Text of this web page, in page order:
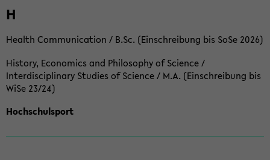
H
Health Communication / B.Sc. (Einschreibung bis SoSe 2026)
History, Economics and Philosophy of Science /
Interdisciplinary Studies of Science / M.A. (Einschreibung bis
WiSe 23/24)
Hochschulsport